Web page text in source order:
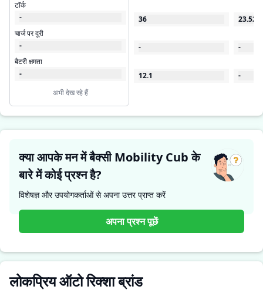
टॉर्क
-
चार्ज पर दूरी
-
बैटरी क्षमता
-
अभी देख रहे हैं
36
-
12.1
-
-
क्या आपके मन में बैक्सी Mobility Cub के
बारे में कोई प्रश्न है?
विशेषज्ञ और उपयोगकर्ताओं से अपना उत्तर प्राप्त करें
अपना प्रश्न पूछें
लोकप्रिय ऑटो रिक्शा ब्रांड